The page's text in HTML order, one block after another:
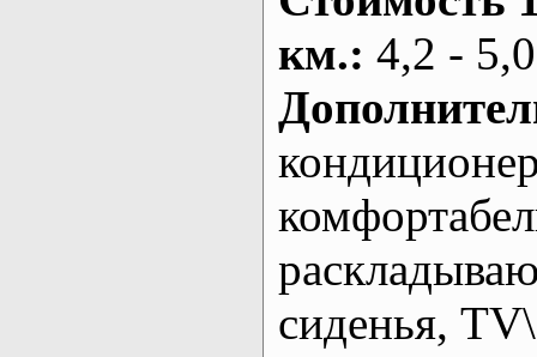
км.: 4,2 -
сиденья,